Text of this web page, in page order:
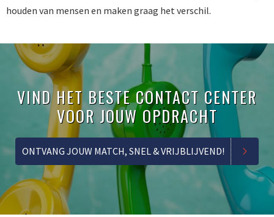
houden van mensen en maken graag het verschil.
VIND HET BESTE CONTACT CENTER
VOOR JOUW OPDRACHT
ONTVANG JOUW MATCH, SNEL & VRIJBLIJVEND!